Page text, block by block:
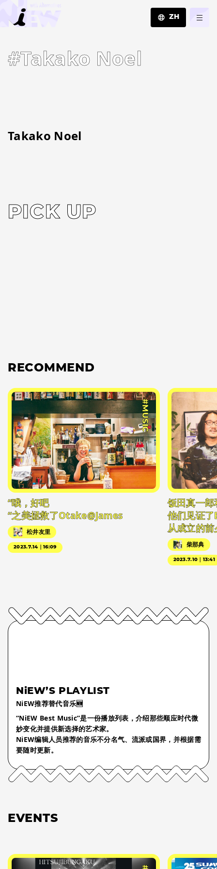
ZH
#Takako Noel
Takako Noel
PICK UP
RECOMMEND
#MUSIC
“哦，好吧
“之美拯救了Otake@James
松井友里
2023.7.14｜16:09
饭田真一
他们见证
从成立的
柴那典
2023.7.10｜13:41
NiEW’S PLAYLIST
NiEW推荐替代音乐🆕
“NiEW Best Music”是一份播放列表，介绍那些顺应时代微
妙变化并提供新选择的艺术家。
NiEW编辑人员推荐的音乐不分名气、流派或国界，并根据需
要随时更新。
EVENTS